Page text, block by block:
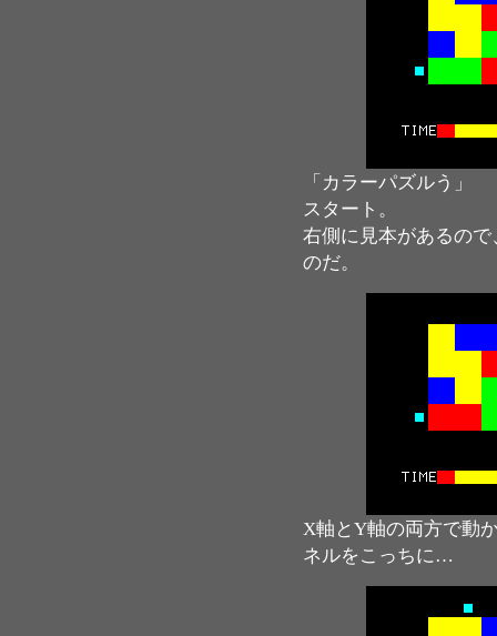
「カラーパズルう」
スタート。
右側に見本があるの
のだ。
X軸とY軸の両方で動
ネルをこっちに…